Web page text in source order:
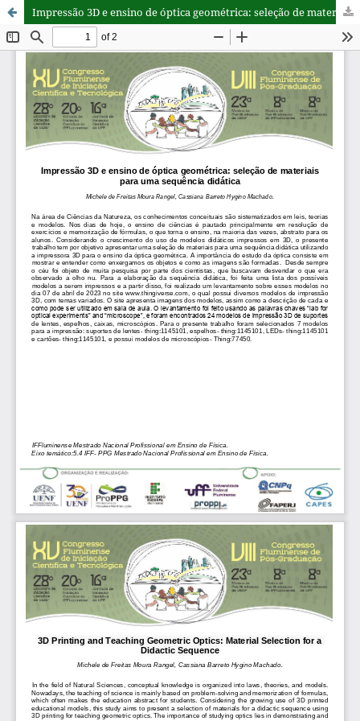
Impressão 3D e ensino de óptica geométrica: seleção de materiais para uma sequência didática